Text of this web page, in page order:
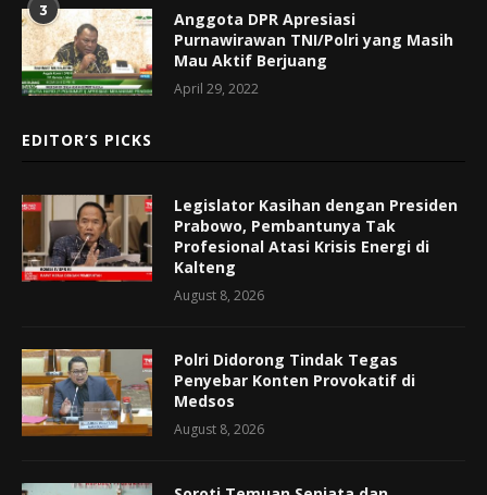
3
Anggota DPR Apresiasi
Purnawirawan TNI/Polri yang Masih
Mau Aktif Berjuang
April 29, 2022
EDITOR’S PICKS
Legislator Kasihan dengan Presiden
Prabowo, Pembantunya Tak
Profesional Atasi Krisis Energi di
Kalteng
August 8, 2026
Polri Didorong Tindak Tegas
Penyebar Konten Provokatif di
Medsos
August 8, 2026